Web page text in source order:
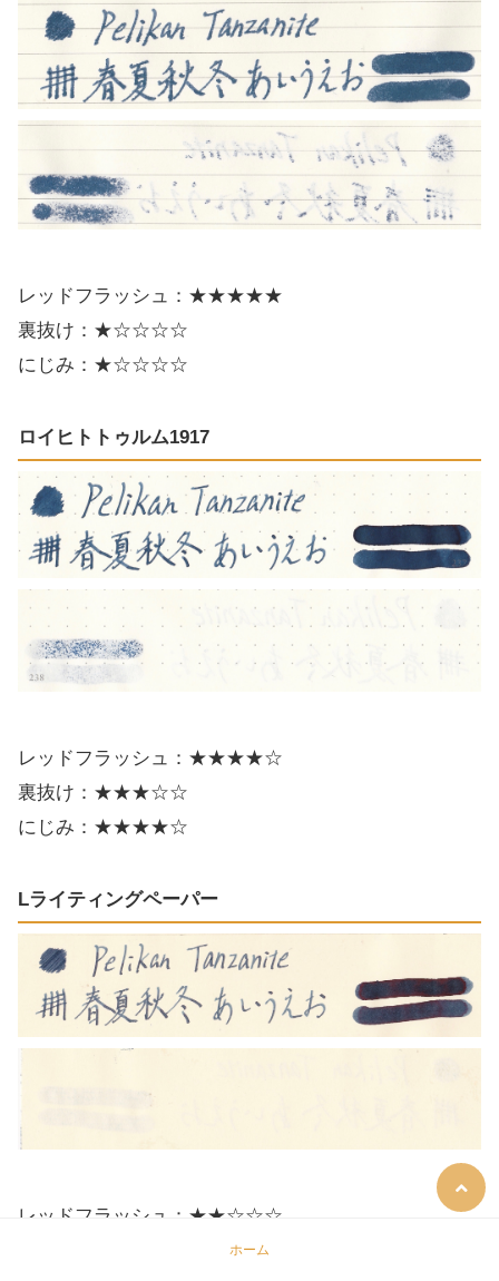
レッドフラッシュ：★★★★★
裏抜け：★☆☆☆☆
にじみ：★☆☆☆☆
ロイヒトトゥルム1917
レッドフラッシュ：★★★★☆
裏抜け：★★★☆☆
にじみ：★★★★☆
Lライティングペーパー
レッドフラッシュ：★★☆☆☆
ホーム